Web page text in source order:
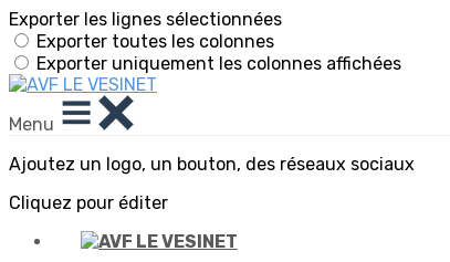
Exporter les lignes sélectionnées
Exporter toutes les colonnes
Exporter uniquement les colonnes affichées
Menu
Ajoutez un logo, un bouton, des réseaux sociaux
Cliquez pour éditer